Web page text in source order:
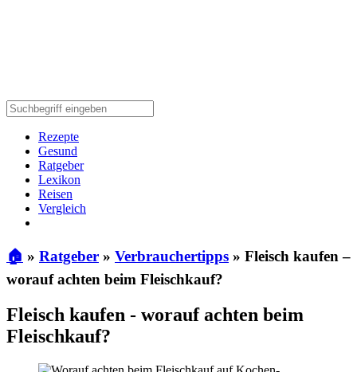
Rezepte
Gesund
Ratgeber
Lexikon
Reisen
Vergleich
🏠 » Ratgeber » Verbrauchertipps » Fleisch kaufen –
worauf achten beim Fleischkauf?
Fleisch kaufen - worauf achten beim
Fleischkauf?